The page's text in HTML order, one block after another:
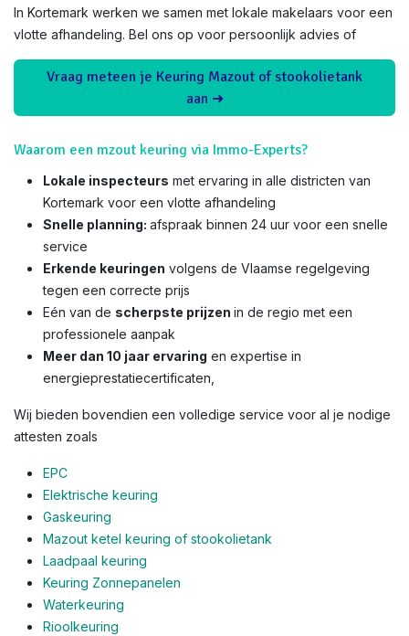
In Kortemark werken we samen met lokale makelaars voor een
vlotte afhandeling. Bel ons op voor persoonlijk advies of
Vraag meteen je Keuring Mazout of stookolietank
aan ➜
Waarom een mzout keuring via Immo-Experts?
Lokale inspecteurs met ervaring in alle districten van
Kortemark voor een vlotte afhandeling
Snelle planning: afspraak binnen 24 uur voor een snelle
service
Erkende keuringen volgens de Vlaamse regelgeving
tegen een correcte prijs
Eén van de scherpste prijzen in de regio met een
professionele aanpak
Meer dan 10 jaar ervaring en expertise in
energieprestatiecertificaten,
Wij bieden bovendien een volledige service voor al je nodige
attesten zoals
EPC
Elektrische keuring
Gaskeuring
Mazout ketel keuring of stookolietank
Laadpaal keuring
Keuring Zonnepanelen
Waterkeuring
Rioolkeuring